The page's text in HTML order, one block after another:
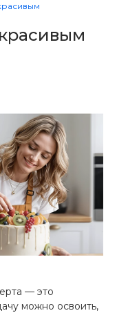
— это
можно освоить,